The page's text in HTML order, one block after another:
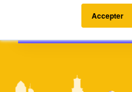
Accepter